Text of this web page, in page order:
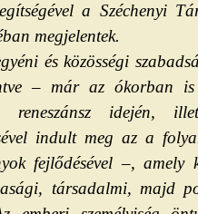
a Széchenyi
megjelentek.
és közösségi
– már az ókorban is
idején,
indult meg az a
fejlődésével –, amely
társadalmi, majd